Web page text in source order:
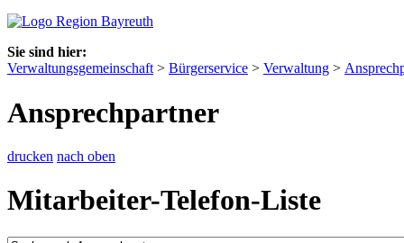
Sie sind hier:
Verwaltungsgemeinschaft > Bürgerservice > Verwaltung >
Ansprechpartner
drucken nach oben
Mitarbeiter-Telefon-Liste